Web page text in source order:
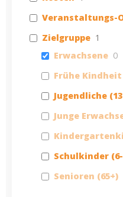
Veranstaltungs-
Zielgruppe 1
Erwachsene 0
Frühe Kindheit
Jugendliche
Junge
Schulkinder
Senioren (65+)